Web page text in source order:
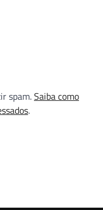
spam.Saiba como
.